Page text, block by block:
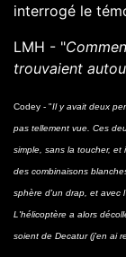
interrogé le
LMH - "
trouvaient
Codey - "Il y avait deux
pas tellement vue. Ces
simple, sans la toucher, et
des combinaisons
sphère d'un drap, et avec
L'hélicoptère a alors
soient de Decatur (j'en ai